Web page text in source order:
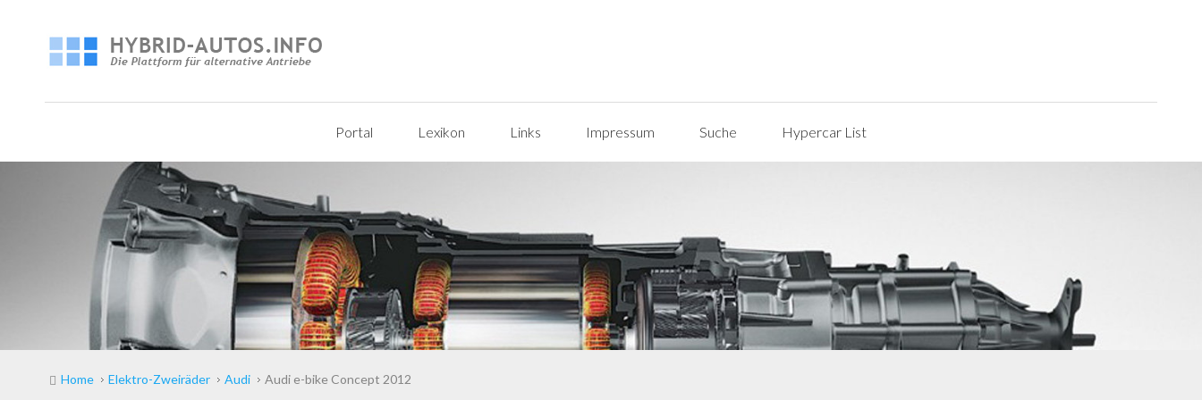
Portal Lexikon Links Impressum Suche Hypercar List
Home Elektro-Zweiräder Audi Audi e-bike Concept 2012